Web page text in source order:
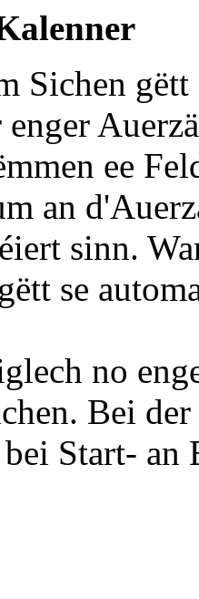
Sichen
ee
an
sinn.
se
no
Bei
Start- an